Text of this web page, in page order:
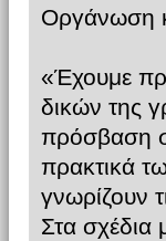
Οργάνωση
«Έχουμε
δικών της
πρόσβαση
πρακτικά
γνωρίζουν
Στα σχέδια